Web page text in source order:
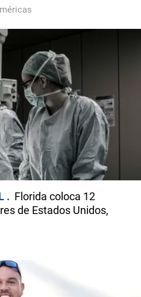
Florida coloca 12
de Estados Unidos,